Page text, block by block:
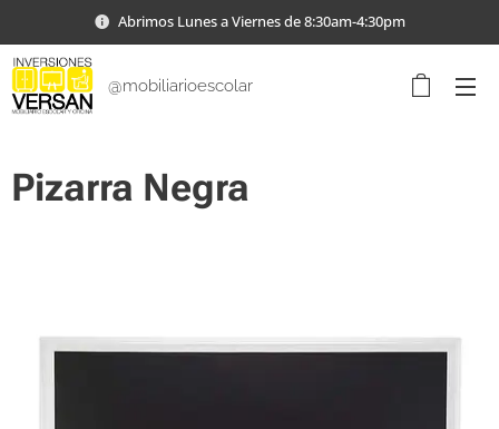
Abrimos Lunes a Viernes de 8:30am-4:30pm
@mobiliarioescolar
Pizarra Negra